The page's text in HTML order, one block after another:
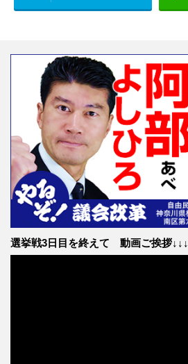
選挙戦3日目を終えて 動画ご挨拶↓↓↓